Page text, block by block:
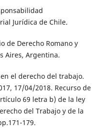
Jurídica de Chile.
de Derecho Romano y
Aires, Argentina.
el derecho del trabajo.
17/04/2018. Recurso de
69 letra b) de la ley
del Trabajo y de la
179.